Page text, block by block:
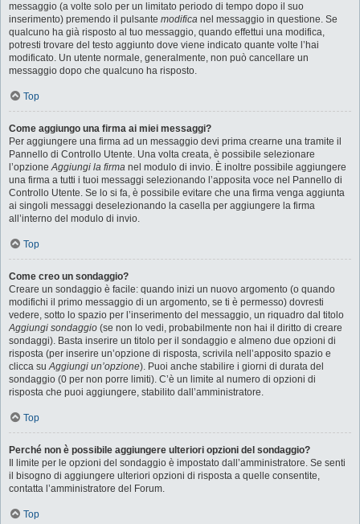
messaggio (a volte solo per un limitato periodo di tempo dopo il suo
inserimento) premendo il pulsante modifica nel messaggio in questione. Se
qualcuno ha già risposto al tuo messaggio, quando effettui una modifica,
potresti trovare del testo aggiunto dove viene indicato quante volte l’hai
modificato. Un utente normale, generalmente, non può cancellare un
messaggio dopo che qualcuno ha risposto.
Top
Come aggiungo una firma ai miei messaggi?
Per aggiungere una firma ad un messaggio devi prima crearne una tramite il
Pannello di Controllo Utente. Una volta creata, è possibile selezionare
l’opzioneAggiungi la firma nel modulo di invio. È inoltre possibile aggiungere
una firma a tutti i tuoi messaggi selezionando l’apposita voce nel Pannello di
Controllo Utente. Se lo si fa, è possibile evitare che una firma venga aggiunta
ai singoli messaggi deselezionando la casella per aggiungere la firma
all’interno del modulo di invio.
Top
Come creo un sondaggio?
Creare un sondaggio è facile: quando inizi un nuovo argomento (o quando
modifichi il primo messaggio di un argomento, se ti è permesso) dovresti
vedere, sotto lo spazio per l’inserimento del messaggio, un riquadro dal titolo
Aggiungi sondaggio (se non lo vedi, probabilmente non hai il diritto di creare
sondaggi). Basta inserire un titolo per il sondaggio e almeno due opzioni di
risposta (per inserire un’opzione di risposta, scrivila nell’apposito spazio e
clicca suAggiungi un’opzione). Puoi anche stabilire i giorni di durata del
sondaggio (0 per non porre limiti). C’è un limite al numero di opzioni di
risposta che puoi aggiungere, stabilito dall’amministratore.
Top
Perché non è possibile aggiungere ulteriori opzioni del sondaggio?
Il limite per le opzioni del sondaggio è impostato dall’amministratore. Se senti
il bisogno di aggiungere ulteriori opzioni di risposta a quelle consentite,
contatta l’amministratore del Forum.
Top